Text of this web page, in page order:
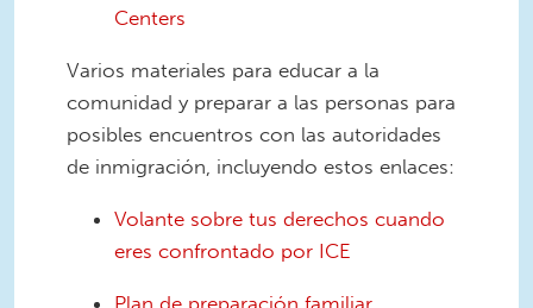
Centers
Varios materiales para educar a la
comunidad y preparar a las personas para
posibles encuentros con las autoridades
de inmigración, incluyendo estos enlaces:
Volante sobre tus derechos cuando
eres confrontado por ICE
Plan de preparación familiar